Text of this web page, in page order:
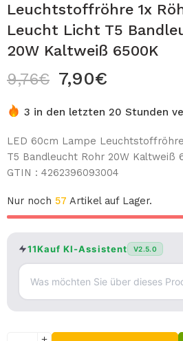
Leuchtstoffröhre 1x
Leucht Licht T5
20W Kaltweiß 6500K
9,76€ 7,90€
3 in den letzten 20 Stunden
LED 60cm Lampe
T5 Bandleucht Rohr 20W Kaltweiß
GTIN : 4262396093004
Nur noch 57 Artikel auf Lager.
11Kauf KI-Assistent V2.5.0